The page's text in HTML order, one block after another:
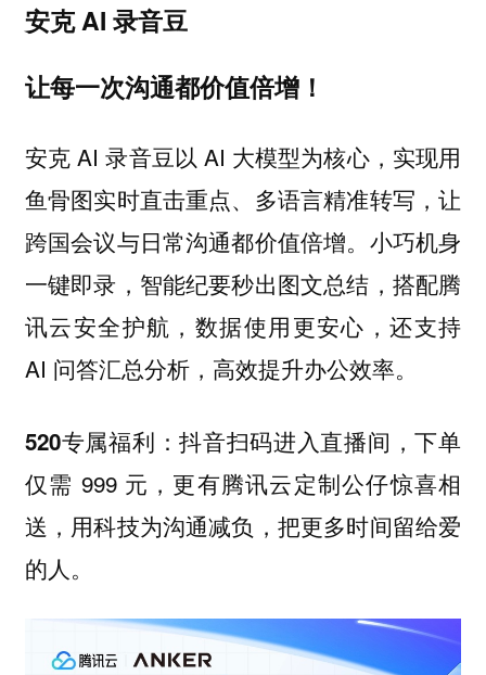
安克 AI 录音豆
让每一次沟通都价值倍增！
安克 AI 录音豆以 AI 大模型为核心，实现用
鱼骨图实时直击重点、多语言精准转写，让
跨国会议与日常沟通都价值倍增。小巧机身
一键即录，智能纪要秒出图文总结，搭配腾
讯云安全护航，数据使用更安心，还支持
AI 问答汇总分析，高效提升办公效率。
520专属福利：抖音扫码进入直播间 ，下单
仅需 999 元，更有腾讯云定制公仔惊喜相
送，用科技为沟通减负，把更多时间留给爱
的人。